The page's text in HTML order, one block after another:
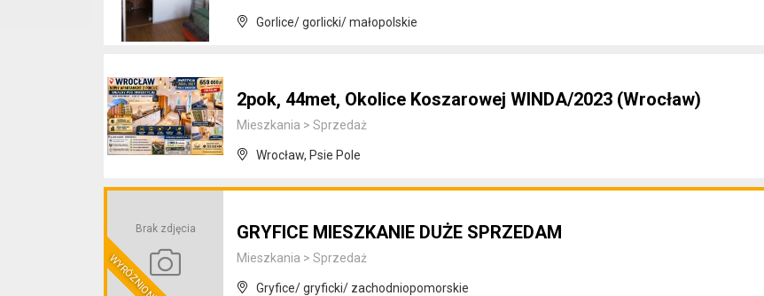
Gorlice/ gorlicki/ małopolskie
2pok, 44met, Okolice Koszarowej WINDA/2023 (Wrocław)
Mieszkania > Sprzedaż
Wrocław, Psie Pole
Brak zdjęcia GRYFICE MIESZKANIE DUŻE SPRZEDAM
Mieszkania > Sprzedaż
Gryfice/ gryficki/ zachodniopomorskie